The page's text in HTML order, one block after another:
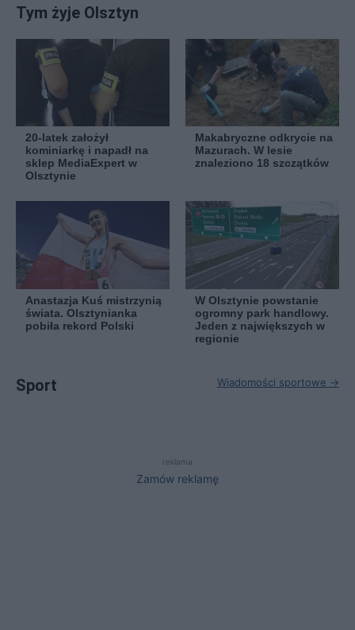
Tym żyje Olsztyn
20-latek założył
kominiarkę i napadł na
sklep MediaExpert w
Olsztynie
Makabryczne odkrycie na
Mazurach. W lesie
znaleziono 18 szczątków
Anastazja Kuś mistrzynią
świata. Olsztynianka
pobiła rekord Polski
W Olsztynie powstanie
ogromny park handlowy.
Jeden z największych w
regionie
Sport Wiadomości sportowe →
reklama
Zamów reklamę